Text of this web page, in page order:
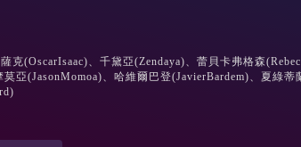
克(OscarIsaac)、千黛亞(Zendaya)、蕾貝卡弗格森
亞(JasonMomoa)、哈維爾巴登(JavierBardem)、夏綠蒂